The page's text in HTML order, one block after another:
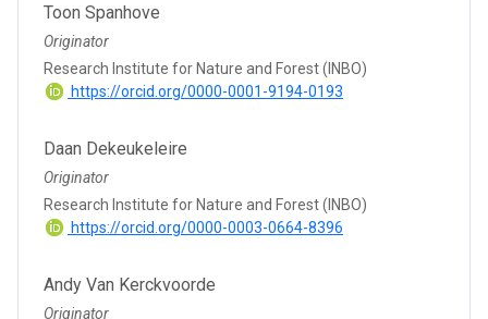
Toon Spanhove
Originator
Research Institute for Nature and Forest (INBO)
https://orcid.org/0000-0001-9194-0193
Daan Dekeukeleire
Originator
Research Institute for Nature and Forest (INBO)
https://orcid.org/0000-0003-0664-8396
Andy Van Kerckvoorde
Originator